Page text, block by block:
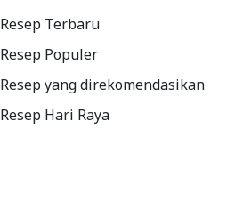
Resep Terbaru
Resep Populer
Resep yang direkomendasikan
Resep Hari Raya